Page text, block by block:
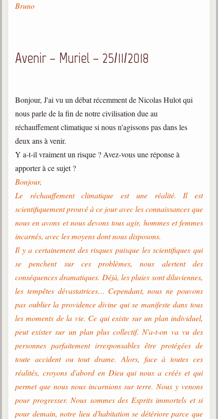
Bruno
Avenir – Muriel – 25/11/2018
Bonjour, J'ai vu un débat récemment de Nicolas Hulot qui
nous parle de la fin de notre civilisation due au
réchauffement climatique si nous n'agissons pas dans les
deux ans à venir.
Y a-t-il vraiment un risque ? Avez-vous une réponse à
apporter à ce sujet ?
Bonjour,
Le réchauffement climatique est une réalité. Il est
scientifiquement prouvé à ce jour avec les connaissances que
nous en avons et nous devons tous agir, hommes et femmes
incarnés, avec les moyens dont nous disposons.
Il y a certainement des risques puisque les scientifiques qui
se penchent sur ces problèmes, nous alertent des
conséquences dramatiques. Déjà, les pluies sont diluviennes,
les tempêtes dévastatrices… Cependant, nous ne pouvons
pas oublier la providence divine qui se manifeste dans tous
les moments de la vie. Ce qui existe sur un plan individuel,
peut exister sur un plan plus collectif. N'a-t-on va vu des
personnes parfaitement irresponsables être protégées de
toute accident ou tout drame. Alors, face à toutes ces
réalités, croyons d'abord en Dieu qui nous a créés et qui
permet que nous nous incarnions sur terre. Nous y venons
pour progresser. Nous sommes des Esprits immortels et si
pour demain, notre lieu d'habitation se détériore parce que